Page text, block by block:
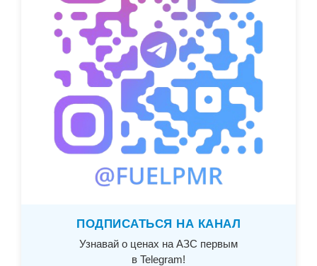
ПОДПИСАТЬСЯ НА КАНАЛ
Узнавай о ценах на АЗС первым
в Telegram!